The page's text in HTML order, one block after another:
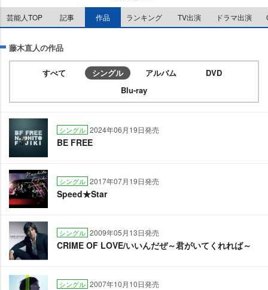
e
芸能人TOP 記事 作品 ランキング TV出演 ドラマ出演
藤木直人の作品
すべて シングル アルバム
DVD
Blu-ray
シングル 2024年06月19日発売
BE FREE
シングル 2017年07月19日発売
Speed★Star
シングル 2009年05月13日発売
CRIME OF LOVE/いいんだぜ～君がいてくれれば～
シングル 2007年10月10日発売